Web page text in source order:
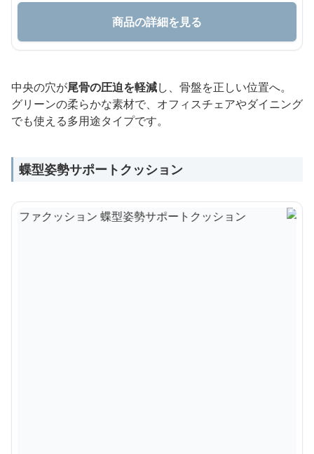
商品の詳細を見る
中央の穴が尾骨の圧迫を軽減し、骨盤を正しい位置へ。
グリーンの柔らかな素材で、オフィスチェアやダイニング
でも使える多用途タイプです。
蝶型姿勢サポートクッション